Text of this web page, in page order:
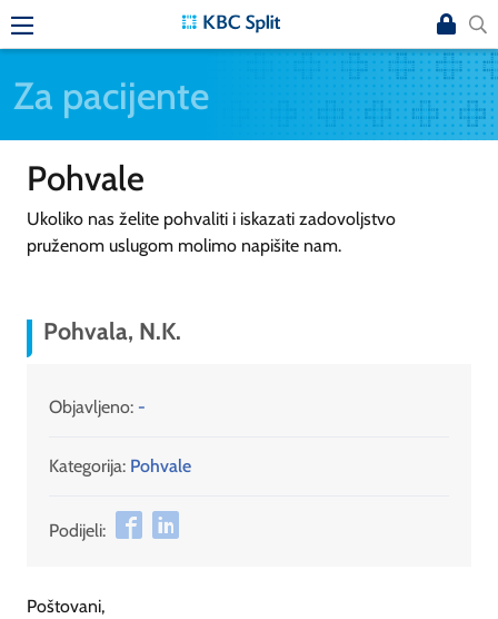
Za pacijente
Pohvale
Ukoliko nas želite pohvaliti i iskazati zadovoljstvo
pruženom uslugom molimo napišite nam.
Pohvala, N.K.
Objavljeno: -
Kategorija: Pohvale
Podijeli:
Poštovani,